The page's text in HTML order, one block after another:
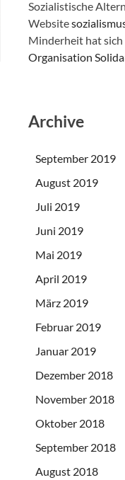
Sozialistische
Website
Minderheit hat
Organisation
Archive
September 2019
August 2019
Juli 2019
Juni 2019
Mai 2019
April 2019
März 2019
Februar 2019
Januar 2019
Dezember 2018
November 2018
Oktober 2018
September 2018
August 2018